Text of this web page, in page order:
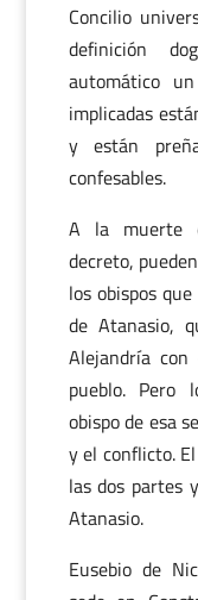
Concilio
definición
automático
implicadas
y están
confesables.
A la muerte
decreto,
los obispos
de Atanasio,
Alejandría
pueblo. Pero
obispo de esa
y el conflicto.
las dos partes
Atanasio.
Eusebio de